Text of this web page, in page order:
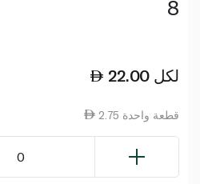
8
22.00 لكل
2.75 قطعة واحدة
0